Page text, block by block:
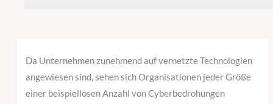
Da Unternehmen zunehmend auf vernetzte Technologien
angewiesen sind, sehen sich Organisationen jeder Größe
einer beispiellosen Anzahl von Cyberbedrohungen